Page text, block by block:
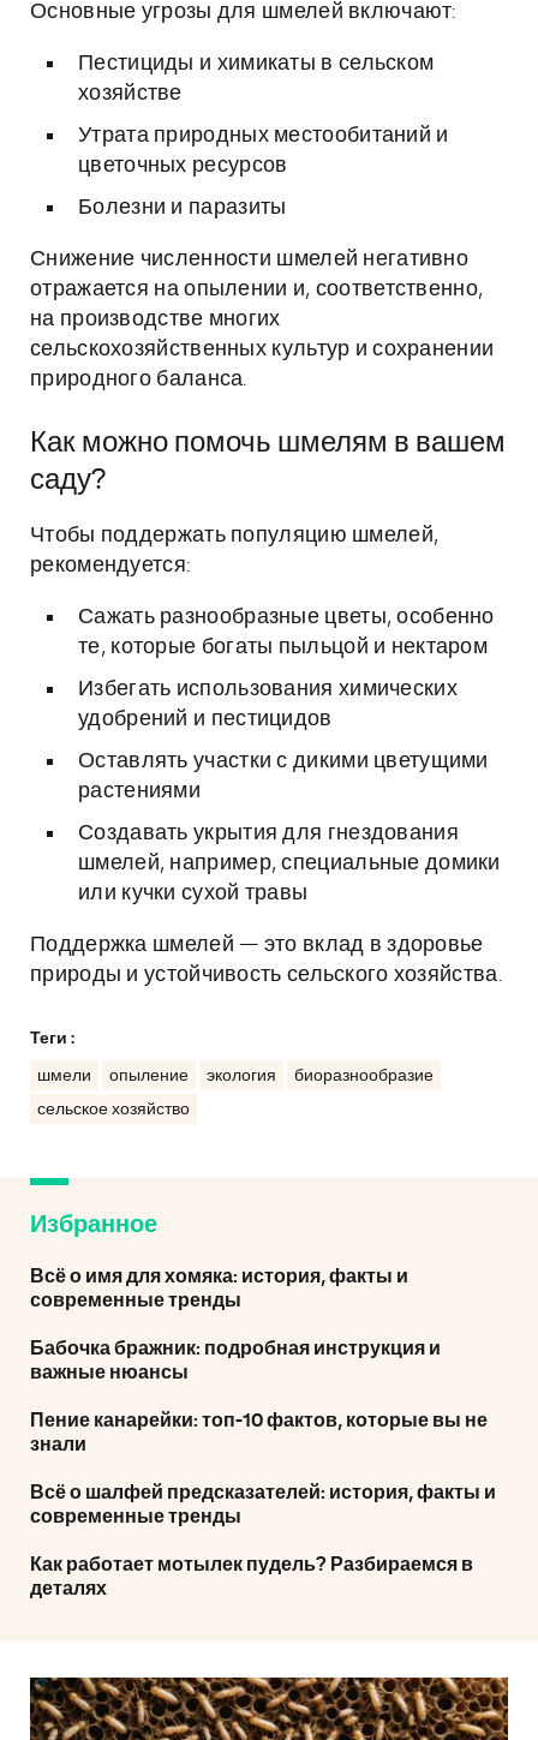
Основные угрозы для шмелей включают:
Пестициды и химикаты в сельском
хозяйстве
Утрата природных местообитаний и
цветочных ресурсов
Болезни и паразиты
Снижение численности шмелей негативно
отражается на опылении и, соответственно,
на производстве многих
сельскохозяйственных культур и сохранении
природного баланса.
Как можно помочь шмелям в вашем
саду?
Чтобы поддержать популяцию шмелей,
рекомендуется:
Сажать разнообразные цветы, особенно
те, которые богаты пыльцой и нектаром
Избегать использования химических
удобрений и пестицидов
Оставлять участки с дикими цветущими
растениями
Создавать укрытия для гнездования
шмелей, например, специальные домики
или кучки сухой травы
Поддержка шмелей — это вклад в здоровье
природы и устойчивость сельского хозяйства.
Теги :
шмели опыление экология
биоразнообразие
сельское хозяйство
Избранное
Всё о имя для хомяка: история, факты и
современные тренды
Бабочка бражник: подробная инструкция и
важные нюансы
Пение канарейки: топ-10 фактов, которые вы не
знали
Всё о шалфей предсказателей: история, факты и
современные тренды
Как работает мотылек пудель? Разбираемся в
деталях